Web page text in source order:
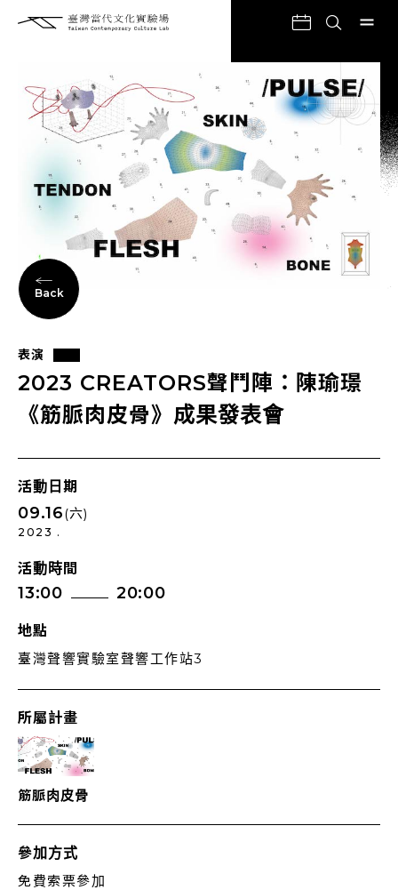
Back
表演
2023 CREATORS聲鬥陣：陳瑜璟
《筋脈肉皮骨》成果發表會
活動日期
09.16(六)
2023 .
活動時間
13:00 20:00
地點
臺灣聲響實驗室聲響工作站3
所屬計畫
筋脈肉皮骨
參加方式
免費索票參加